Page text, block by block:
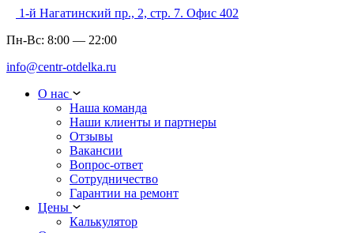
1-й Нагатинский пр., 2, стр. 7. Офис 402
Пн-Вс: 8:00 — 22:00
info@centr-otdelka.ru
О нас
Наша команда
Наши клиенты и партнеры
Отзывы
Вакансии
Вопрос-ответ
Сотрудничество
Гарантии на ремонт
Цены
Калькулятор